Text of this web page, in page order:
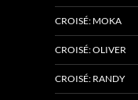
CROISÉ: MOKA
CROISÉ: OLIVER
CROISÉ: RANDY